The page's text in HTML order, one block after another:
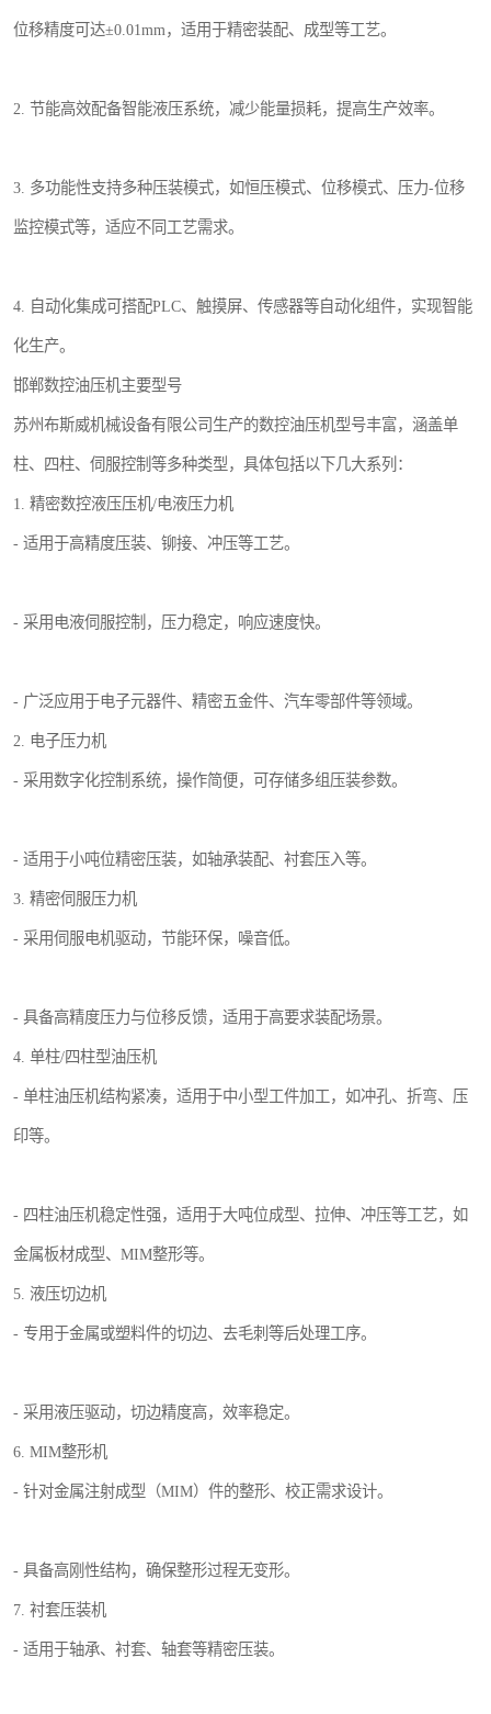
位移精度可达±0.01mm，适用于精密装配、成型等工艺。
2. 节能高效配备智能液压系统，减少能量损耗，提高生产效率。
3. 多功能性支持多种压装模式，如恒压模式、位移模式、压力-位移
监控模式等，适应不同工艺需求。
4. 自动化集成可搭配PLC、触摸屏、传感器等自动化组件，实现智能
化生产。
邯郸数控油压机主要型号
苏州布斯威机械设备有限公司生产的数控油压机型号丰富，涵盖单
柱、四柱、伺服控制等多种类型，具体包括以下几大系列：
1. 精密数控液压压机/电液压力机
- 适用于高精度压装、铆接、冲压等工艺。
- 采用电液伺服控制，压力稳定，响应速度快。
- 广泛应用于电子元器件、精密五金件、汽车零部件等领域。
2. 电子压力机
- 采用数字化控制系统，操作简便，可存储多组压装参数。
- 适用于小吨位精密压装，如轴承装配、衬套压入等。
3. 精密伺服压力机
- 采用伺服电机驱动，节能环保，噪音低。
- 具备高精度压力与位移反馈，适用于高要求装配场景。
4. 单柱/四柱型油压机
- 单柱油压机结构紧凑，适用于中小型工件加工，如冲孔、折弯、压
印等。
- 四柱油压机稳定性强，适用于大吨位成型、拉伸、冲压等工艺，如
金属板材成型、MIM整形等。
5. 液压切边机
- 专用于金属或塑料件的切边、去毛刺等后处理工序。
- 采用液压驱动，切边精度高，效率稳定。
6. MIM整形机
- 针对金属注射成型（MIM）件的整形、校正需求设计。
- 具备高刚性结构，确保整形过程无变形。
7. 衬套压装机
- 适用于轴承、衬套、轴套等精密压装。